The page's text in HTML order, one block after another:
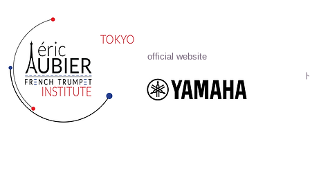
official website